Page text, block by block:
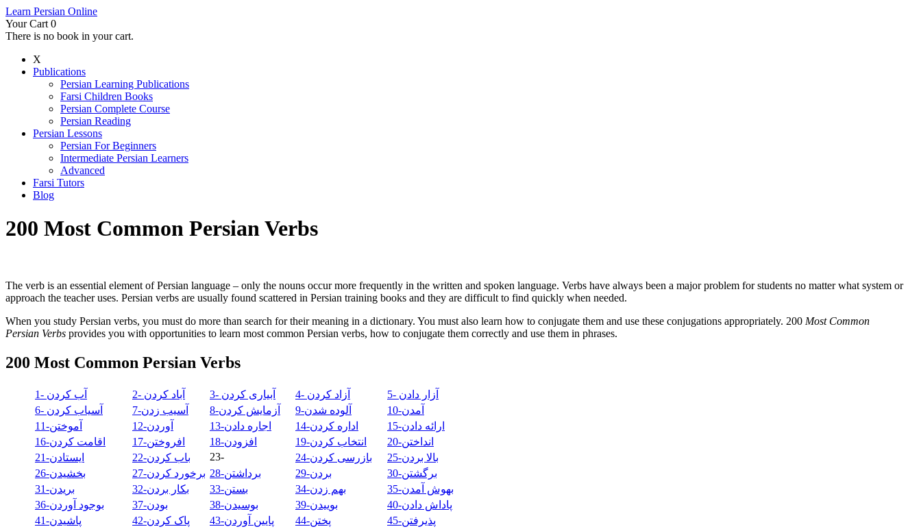
Learn Persian Online
Your Cart 0
There is no book in your cart.
X
Publications
Persian Learning Publications
Farsi Children Books
Persian Complete Course
Persian Reading
Persian Lessons
Persian For Beginners
Intermediate Persian Learners
Advanced
Farsi Tutors
Blog
200 Most Common Persian Verbs
The verb is an essential element of Persian language – only the nouns occur more frequently in the written and spoken language. Verbs have always been a major problem for students no matter what system or
approach the teacher uses. Persian verbs are usually found scattered in Persian training books and they are difficult to find quickly when needed.
When you study Persian verbs, you must do more than search for their meaning in a dictionary. You must also learn how to conjugate them and use these conjugations appropriately. 200 Most Common
Persian Verbs provides you with opportunities to learn most common Persian verbs, how to conjugate them correctly and use them in phrases.
200 Most Common Persian Verbs
1- آب کردن 2- آباد کردن 3- آبیاری کردن 4- آزاد کردن
5- آزار دادن
6- آسیاب کردن
7-آسیب زدن 8-آزمایش کردن 9-آلوده شدن
10-آمدن
11-آموختن
12-آوردن 13-اجاره دادن 14-اداره کردن
15-ارائه دادن
16-اقامت کردن
17-افروختن 18-افزودن 19-انتخاب کردن
20-انداختن
21-ایستادن
22-باب کردن 23- 24-بازرسی کردن
25-بالا بردن
26-بخشیدن
27-برخورد کردن 28-برداشتن 29-بردن
30-برگشتن
31-بریدن
32-بکار بردن 33-بستن 34-بهم زدن
35-بهوش آمدن
36-بوجود آوردن
37-بودن 38-بوسیدن 39-بوییدن
40-پاداش دادن
41-پاشیدن
42-پاک کردن 43-پایین آوردن 44-پختن
45-پذیرفتن